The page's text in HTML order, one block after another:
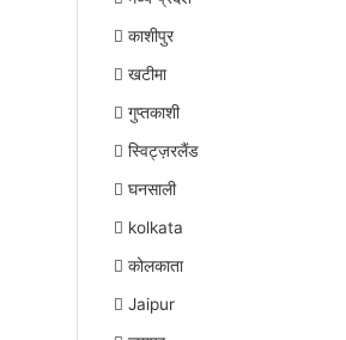
काशीपुर
खटीमा
गुप्तकाशी
स्विट्ज़रलैंड
घनसाली
kolkata
कोलकाता
Jaipur